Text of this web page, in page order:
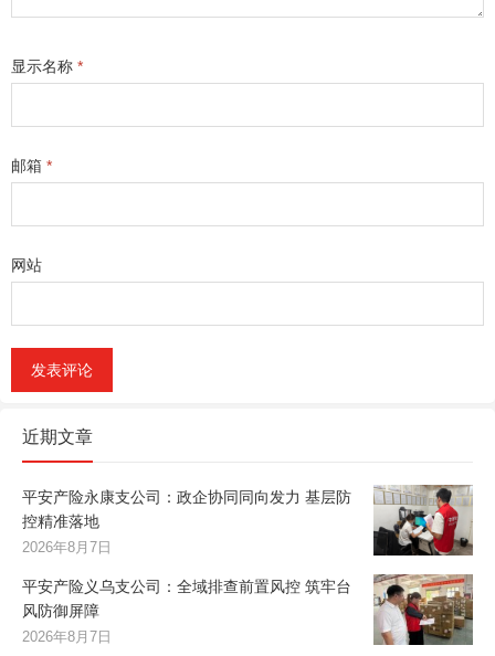
显示名称 *
邮箱 *
网站
近期文章
平安产险永康支公司：政企协同同向发力 基层防
控精准落地
2026年8月7日
平安产险义乌支公司：全域排查前置风控 筑牢台
风防御屏障
2026年8月7日